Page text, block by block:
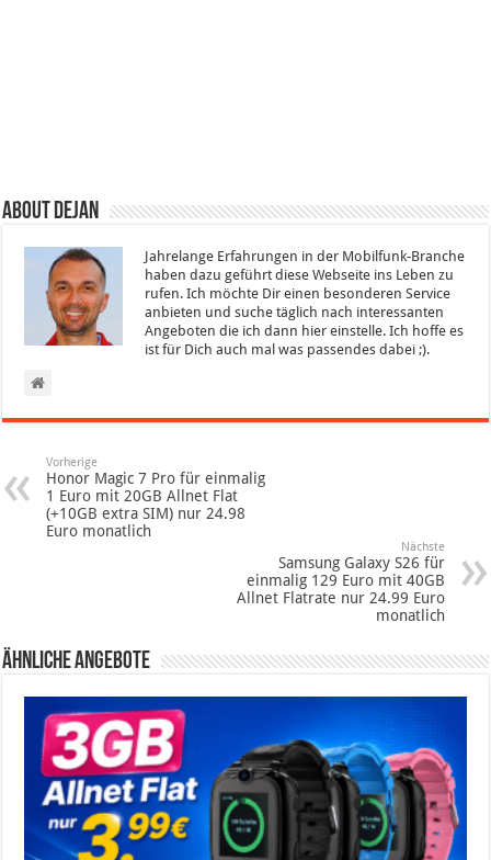
About Dejan
Jahrelange Erfahrungen in der Mobilfunk-Branche
haben dazu geführt diese Webseite ins Leben zu
rufen. Ich möchte Dir einen besonderen Service
anbieten und suche täglich nach interessanten
Angeboten die ich dann hier einstelle. Ich hoffe es
ist für Dich auch mal was passendes dabei ;).
Vorherige
Honor Magic 7 Pro für einmalig
1 Euro mit 20GB Allnet Flat
(+10GB extra SIM) nur 24.98
Euro monatlich
Nächste
Samsung Galaxy S26 für
einmalig 129 Euro mit 40GB
Allnet Flatrate nur 24.99 Euro
monatlich
Ähnliche Angebote